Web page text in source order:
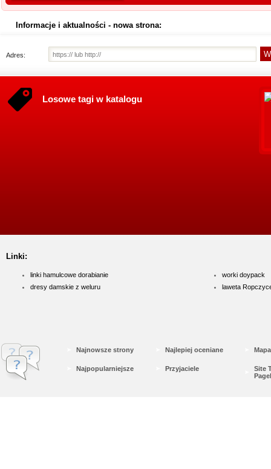
Informacje i aktualności - nowa strona:
Adres:
Losowe tagi w katalogu
Linki:
linki hamulcowe dorabianie
dresy damskie z weluru
worki doypack
laweta
Najnowsze strony Najlepiej oceniane
Najpopularniejsze Przyjaciele
Site